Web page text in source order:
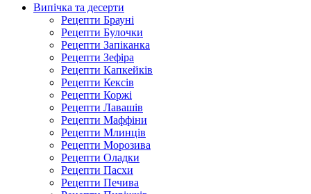
Випічка та десерти
Рецепти Брауні
Рецепти Булочки
Рецепти Запіканка
Рецепти Зефіра
Рецепти Капкейків
Рецепти Кексів
Рецепти Коржі
Рецепти Лавашів
Рецепти Маффіни
Рецепти Млинців
Рецепти Морозива
Рецепти Оладки
Рецепти Пасхи
Рецепти Печива